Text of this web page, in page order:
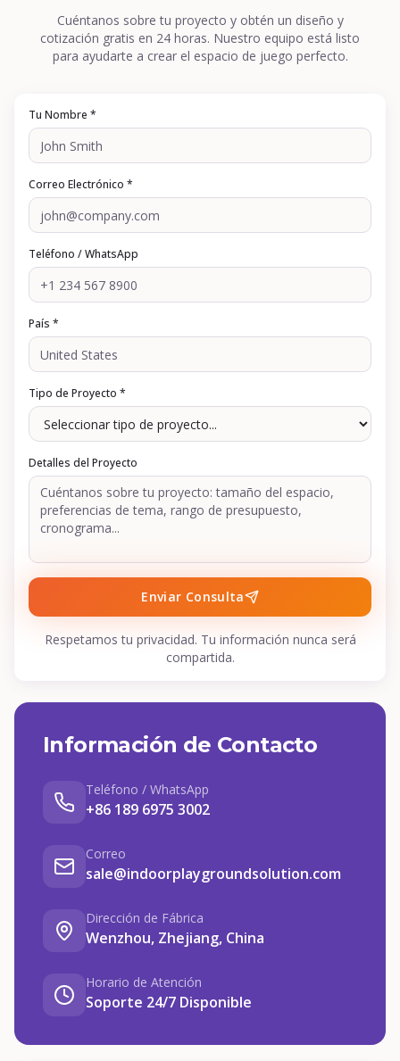
Cuéntanos sobre tu proyecto y obtén un diseño y
cotización gratis en 24 horas. Nuestro equipo está listo
para ayudarte a crear el espacio de juego perfecto.
Tu Nombre *
Correo Electrónico *
Teléfono / WhatsApp
País *
Tipo de Proyecto *
Detalles del Proyecto
Enviar Consulta
Respetamos tu privacidad. Tu información nunca será
compartida.
Información de Contacto
Teléfono / WhatsApp
+86 189 6975 3002
Correo
sale@indoorplaygroundsolution.com
Dirección de Fábrica
Wenzhou, Zhejiang, China
Horario de Atención
Soporte 24/7 Disponible